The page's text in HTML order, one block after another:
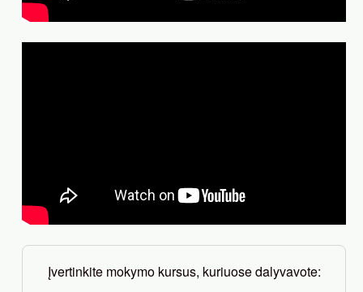
Įvertinkite mokymo kursus, kuriuose dalyvavote: